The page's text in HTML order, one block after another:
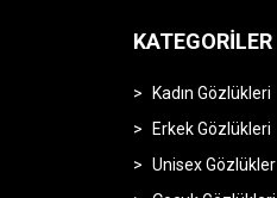
KATEGORILER
Kadın Gözlükleri
Erkek Gözlükleri
Unisex Gözlükler